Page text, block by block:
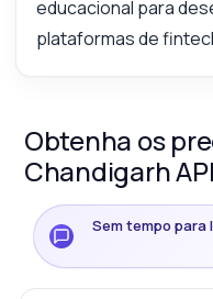
educacional para
plataformas de
Obtenha os
Chandigarh
Sem tempo para